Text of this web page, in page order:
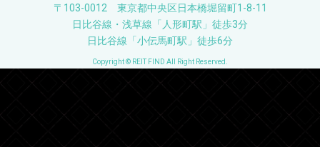
〒103-0012 東京都中央区日本橋堀留町1-8-11
日比谷線・浅草線「人形町駅」徒歩3分
日比谷線「小伝馬町駅」徒歩6分
Copyright © REIT FIND All Right Reserved.